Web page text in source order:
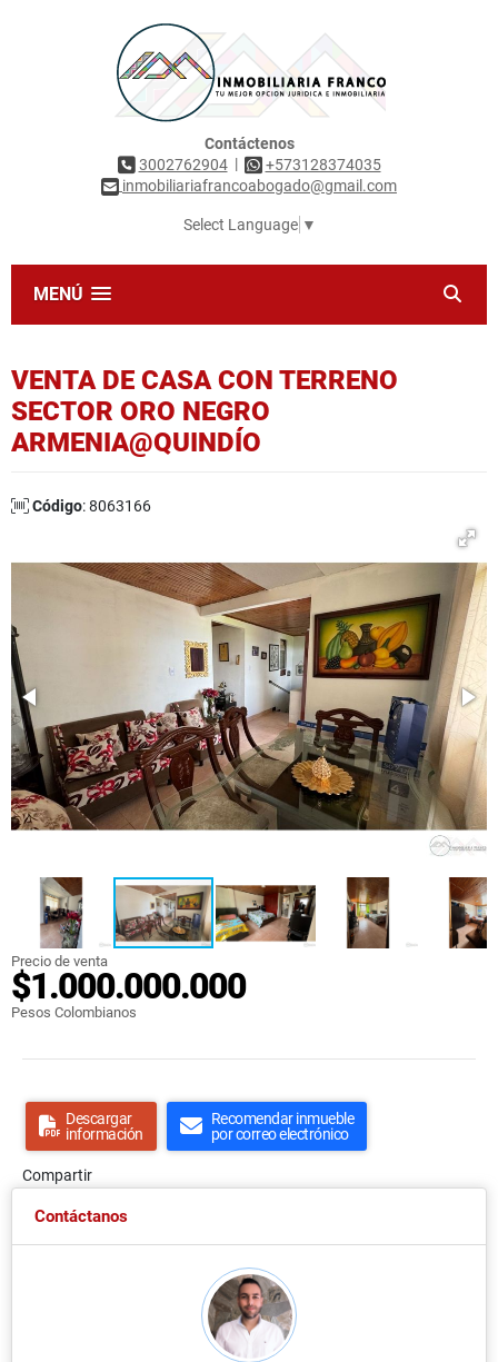
Contáctenos
3002762904|
+573128374035
inmobiliariafrancoabogado@gmail.com
Select Language ▼
MENÚ
VENTA DE CASA CON TERRENO
SECTOR ORO NEGRO
ARMENIA@QUINDÍO
Código: 8063166
Precio de venta
$1.000.000.000
Pesos Colombianos
Descargar
información
Recomendar inmueble
por correo electrónico
Compartir
Contáctanos